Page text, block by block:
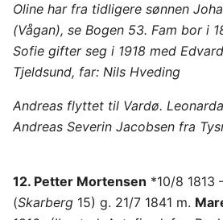
Oline har fra tidligere sønnen
(Vågan), se Bogen 53. Fam bor i
Sofie gifter seg i 1918 med
Tjeldsund, far: Nils Hveding
Andreas flyttet til Vardø.
Andreas Severin Jacobsen fra
12. Petter Mortensen *10/8 1813
(Skarberg 15) g. 21/7 1841 m.